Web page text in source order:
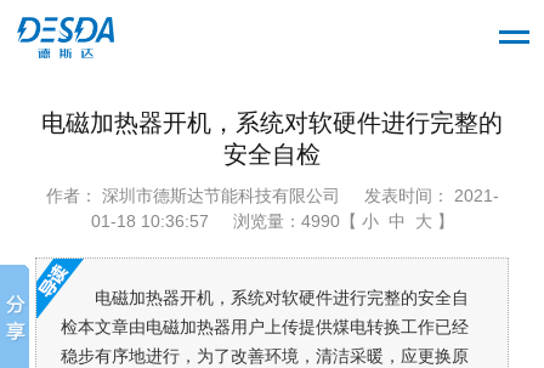
电磁加热器开机，系统对软硬件进行完整的
安全自检
作者： 深圳市德斯达节能科技有限公司
发表时间： 2021-
01-18 10:36:57
浏览量：4990【 小 中 大 】
电磁加热器开机，系统对软硬件进行完整的安全自
检本文章由电磁加热器用户上传提供煤电转换工作已经
稳步有序地进行，为了改善环境，清洁采暖，应更换原